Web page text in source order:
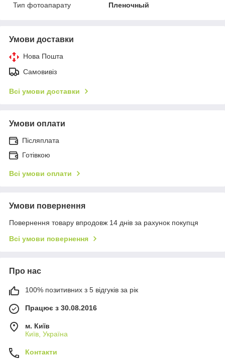
Тип фотоапарату
Пленочный
Умови доставки
Нова Пошта
Самовивіз
Всі умови доставки
Умови оплати
Післяплата
Готівкою
Всі умови оплати
Умови повернення
Повернення товару впродовж 14 днів за рахунок покупця
Всі умови повернення
Про нас
100% позитивних з 5 відгуків за рік
Працює з 30.08.2016
м. Київ
Київ, Україна
Контакти